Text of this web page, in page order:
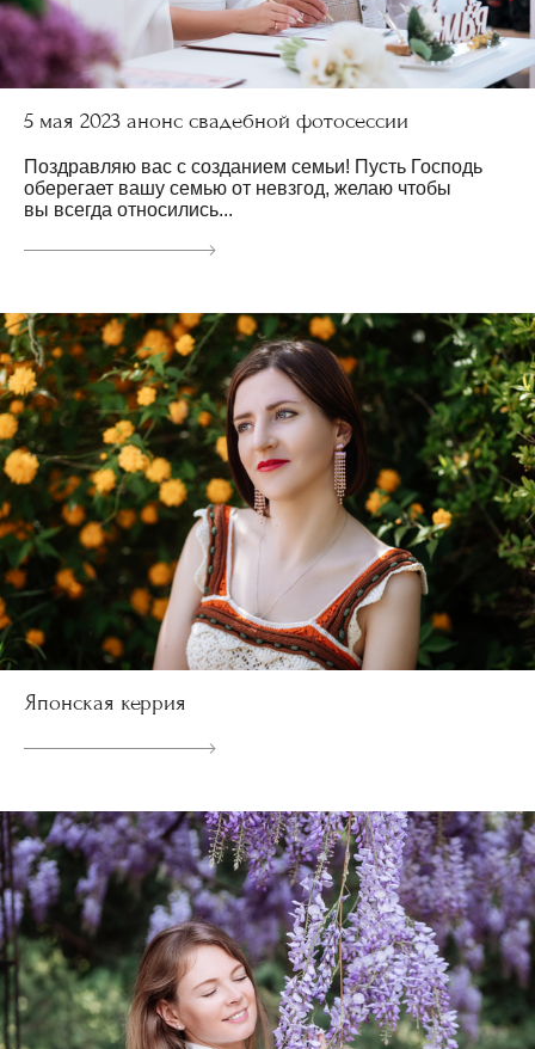
5 мая 2023 анонс свадебной фотосессии
Поздравляю вас с созданием семьи! Пусть Господь
оберегает вашу семью от невзгод, желаю чтобы
вы всегда относились...
Японская керрия